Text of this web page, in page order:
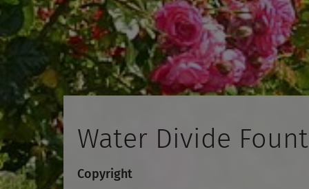
Water Divide
Copyright